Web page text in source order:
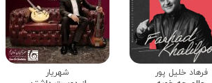
فرهاد خلیل پور
شهریار